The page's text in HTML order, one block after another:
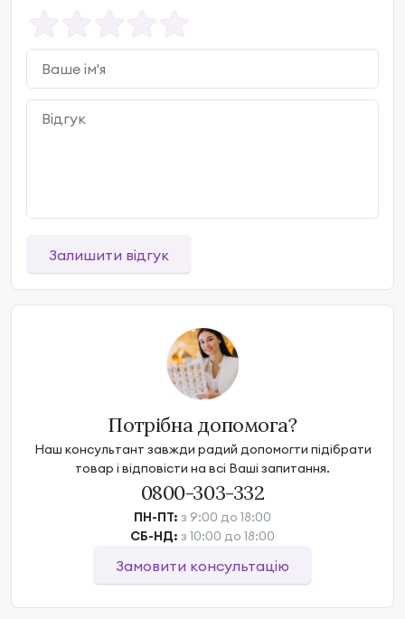
Залишити відгук
Потрібна допомога?
Наш консультант завжди радий допомогти підібрати
товар і відповісти на всі Ваші запитання.
0800-303-332
ПН-ПТ: з 9:00 до 18:00
СБ-НД: з 10:00 до 18:00
Замовити консультацію